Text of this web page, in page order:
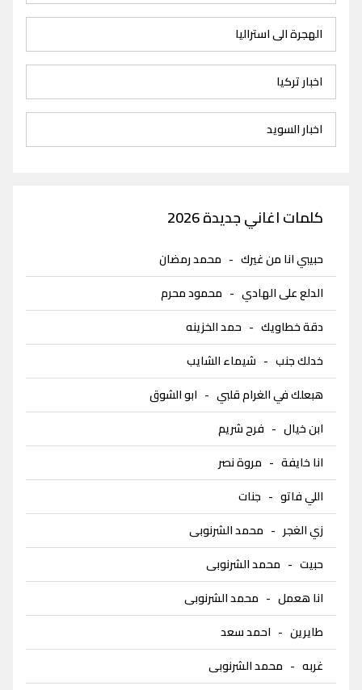
الهجرة الى استراليا
اخبار تركيا
اخبار السويد
كلمات اغاني جديدة 2026
حبيبي انا من غيرك - محمد رمضان
الدلع على الهادي - محمود محرم
دقة خطاويك - حمد الخزينه
خدلك جنب - شيماء الشايب
هبعلك في الغرام قلبي - ابو الشوق
ابن خيال - فرح شريم
انا خايفة - مروة نصر
اللي فاتو - جنات
زي الغجر- محمد الشرنوبى
حبيت - محمد الشرنوبى
انا هعمل - محمد الشرنوبى
طايرين - احمد سعد
غربه - محمد الشرنوبى